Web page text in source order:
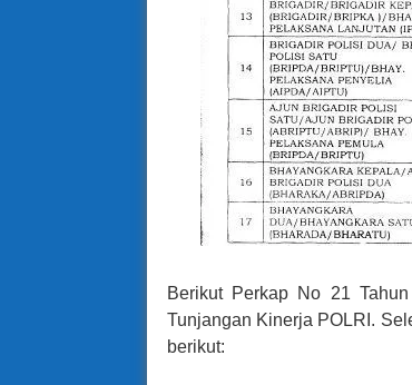
Berikut Perkap No 21
Tunjangan Kinerja POLRI.
berikut: